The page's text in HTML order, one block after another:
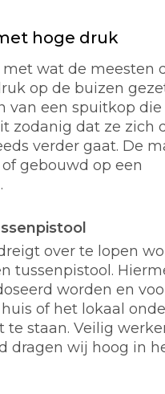
hoge druk
wat de meesten
op de buizen
van een spuitkop die
zodanig dat ze zich
verder gaat. De
gebouwd op een
over te lopen
tussenpistool.
worden en
of het lokaal
staan. Veilig
dragen wij hoog in